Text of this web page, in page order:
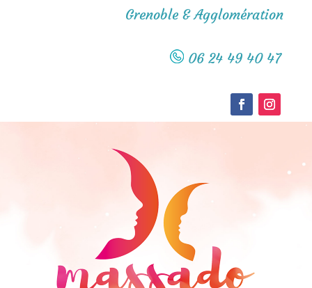
Grenoble & Agglomération
06 24 49 40 47